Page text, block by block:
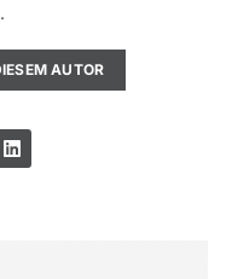
AUTOR